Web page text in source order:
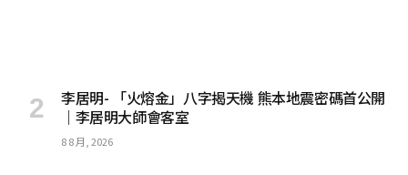
李居明- 「火熔金」八字揭天機 熊本地震密碼首公開
｜李居明大師會客室
8 8 月, 2026